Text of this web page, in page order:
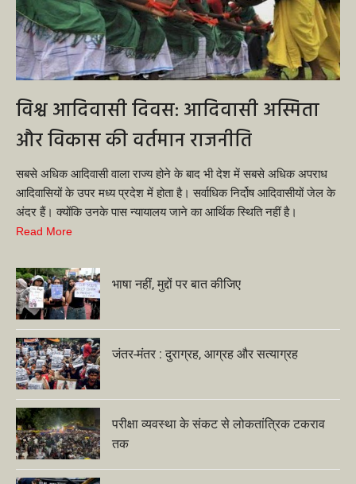
विश्व आदिवासी दिवस: आदिवासी अस्मिता
और विकास की वर्तमान राजनीति
सबसे अधिक आदिवासी वाला राज्य होने के बाद भी देश में सबसे अधिक अपराध
आदिवासियों के उपर मध्य प्रदेश में होता है। सर्वाधिक निर्दोष आदिवासीयों जेल के
अंदर हैं। क्योंकि उनके पास न्यायालय जाने का आर्थिक स्थिति नहीं है।
Read More
भाषा नहीं, मुद्दों पर बात कीजिए
जंतर-मंतर : दुराग्रह, आग्रह और सत्याग्रह
परीक्षा व्यवस्था के संकट से लोकतांत्रिक टकराव
तक